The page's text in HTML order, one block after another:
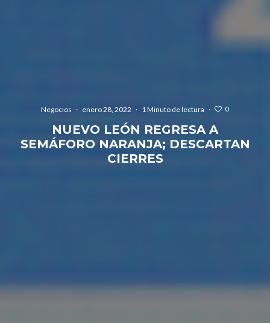
Negocios · enero 28, 2022 · 1 Minuto de lectura · 0
NUEVO LEÓN REGRESA A
SEMÁFORO NARANJA; DESCARTAN
CIERRES